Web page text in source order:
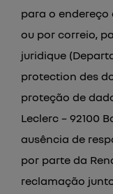
para o
ou por correio,
juridique
protection des
proteção de
Leclerc – 92100
ausência de
por parte da
reclamação